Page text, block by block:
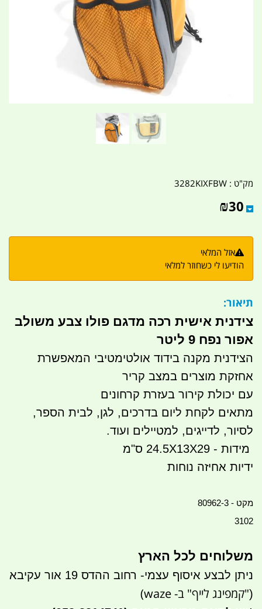
מק"ט : 3282KIXFBW
₪30
אזל המלאי
הודיעו לי כשחוזר למלאי
תיאור:
צידנית אישית רכה מדגם פולו צבע משולב
אפור נפח 9 ליטר
הצידנית מקנה בידוד אולטימטיבי המאפשרת
אחזקת מוצרים במצב קריר
עם יכולת קירור בעזרת קרחונים
מתאים לקחת ליום בדרכים, לגן, לבית הספר,
לסיור, לדייגים, למטיילים ועוד.
מידות - 24.5X13X29 ס"מ
ידיות אחיזה נוחות
מקט - 80962-3
3102
משלוחים לכל הארץ
ניתן לבצע איסוף עצמי- רחוב ההדס 19 אור עקיבא
("קמפינג לייף" ב- waze)